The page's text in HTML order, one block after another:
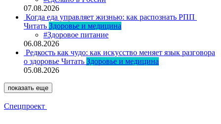
07.08.2026
Когда еда управляет жизнью: как распознать РПП
Читать Здоровье и медицина
#Здоровое питание
06.08.2026
Редкость как чудо: как искусство меняет язык разговора
о здоровье Читать Здоровье и медицина
05.08.2026
показать еще
Спецпроект